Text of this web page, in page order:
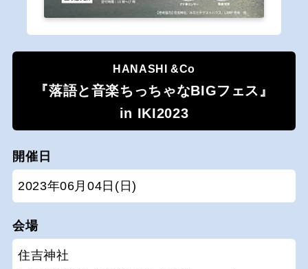
HANASHI &Co
『落語と音楽ちっちゃなBIGフェス』
in IKI2023
開催日
2023年06月04日(日)
会場
住吉神社